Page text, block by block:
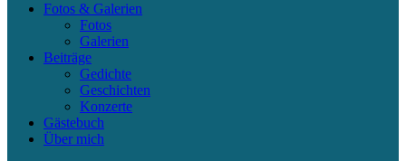
Fotos & Galerien
Fotos
Galerien
Beiträge
Gedichte
Geschichten
Konzerte
Gästebuch
Über mich